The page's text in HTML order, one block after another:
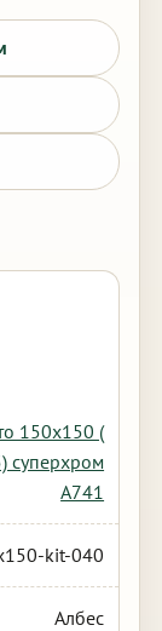
150х150 (
суперхром
А741
kit-040
Албес